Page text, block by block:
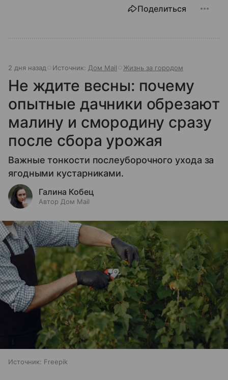
Поделиться
2 дня назад Источник: Дом Mail Жизнь за городом
Не ждите весны: почему
опытные дачники обрезают
малину и смородину сразу
после сбора урожая
Важные тонкости послеуборочного ухода за
ягодными кустарниками.
Галина Кобец
Автор Дом Mail
Источник: Freepik